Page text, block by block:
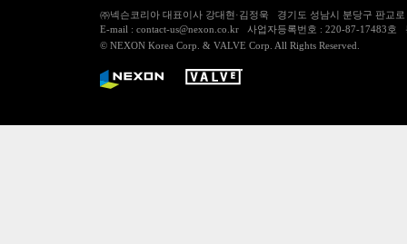
㈜넥슨코리아 대표이사 강대현·김정욱 경기도 성남시 분당구 판교
E-mail : contact-us@nexon.co.kr 사업자등록번호 : 220-87-17483
© NEXON Korea Corp. & VALVE Corp. All Rights Reserved.